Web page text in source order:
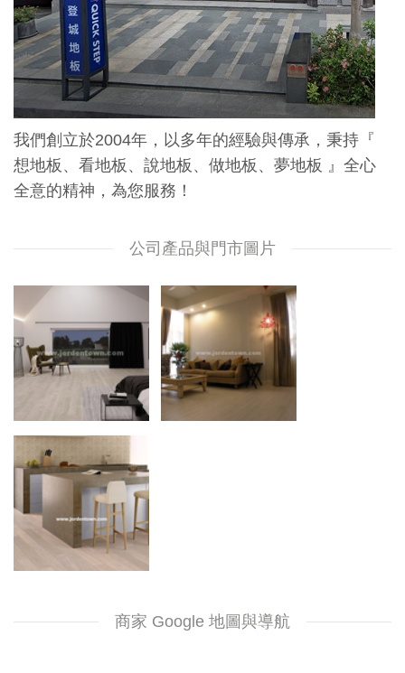
我們創立於2004年，以多年的經驗與傳承，秉持『
想地板、看地板、說地板、做地板、夢地板 』全心
全意的精神，為您服務！
公司產品與門市圖片
商家 Google 地圖與導航